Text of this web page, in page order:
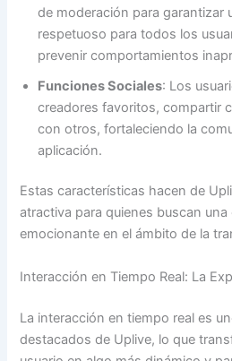
de moderación para garantizar
respetuoso para todos los
prevenir comportamientos
Funciones Sociales: Los
creadores favoritos, compartir
con otros, fortaleciendo la
aplicación.
Estas características hacen de
atractiva para quienes buscan
emocionante en el ámbito de la
Interacción en Tiempo Real: La
La interacción en tiempo real es
destacados de Uplive, lo que